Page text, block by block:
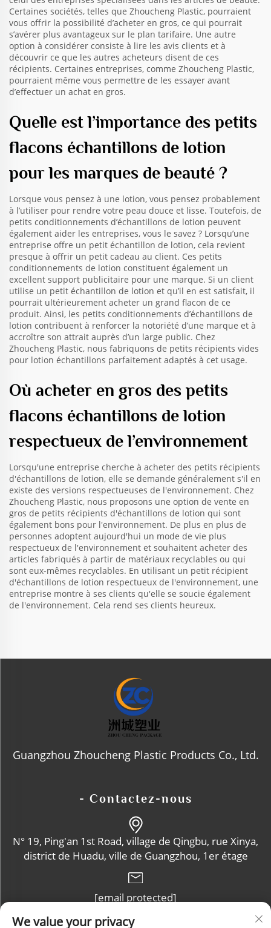
Certaines sociétés, telles que Zhoucheng Plastic, pourraient
vous offrir la possibilité d’acheter en gros, ce qui pourrait
s’avérer plus avantageux sur le plan tarifaire. Une autre
option à considérer consiste à lire les avis clients et à
découvrir ce que les autres acheteurs disent de ces
récipients. Certaines entreprises, comme Zhoucheng Plastic,
pourraient même vous permettre de les essayer avant
d’effectuer un achat en gros.
Quelle est l’importance des petits
flacons échantillons de lotion
pour les marques de beauté ?
Lorsque vous pensez à une lotion, vous pensez probablement
à l’utiliser pour rendre votre peau douce et lisse. Toutefois, de
petits conditionnements d’échantillons de lotion peuvent
également aider les entreprises, vous le savez ? Lorsqu’une
entreprise offre un petit échantillon de lotion, cela revient
presque à offrir un petit cadeau au client. Ces petits
conditionnements de lotion constituent également un
excellent support publicitaire pour une marque. Si un client
utilise un petit échantillon de lotion et qu’il en est satisfait, il
pourrait ultérieurement acheter un grand flacon de ce
produit. Ainsi, les petits conditionnements d’échantillons de
lotion contribuent à renforcer la notoriété d’une marque et à
accroître son attrait auprès d’un large public. Chez
Zhoucheng Plastic, nous fabriquons de petits récipients vides
pour lotion échantillons parfaitement adaptés à cet usage.
Où acheter en gros des petits
flacons échantillons de lotion
respectueux de l’environnement
Lorsqu'une entreprise cherche à acheter des petits récipients
d'échantillons de lotion, elle se demande généralement s'il en
existe des versions respectueuses de l'environnement. Chez
Zhoucheng Plastic, nous proposons une option de vente en
gros de petits récipients d'échantillons de lotion qui sont
également bons pour l'environnement. De plus en plus de
personnes adoptent aujourd'hui un mode de vie plus
respectueux de l'environnement et souhaitent acheter des
articles fabriqués à partir de matériaux recyclables ou qui
sont eux-mêmes recyclables. En utilisant un petit récipient
d'échantillons de lotion respectueux de l'environnement, une
entreprise montre à ses clients qu'elle se soucie également
de l'environnement. Cela rend ses clients heureux.
Guangzhou Zhoucheng Plastic Products Co., Ltd.
- Contactez-nous
N° 19, Ping'an 1st Road, village de Qingbu, rue Xinya,
district de Huadu, ville de Guangzhou, 1er étage
[email protected]
We value your privacy